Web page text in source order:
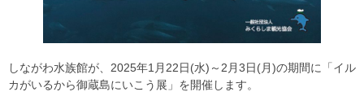
しながわ水族館が、2025年1月22日(水)～2月3日(月)の期間に「イル
カがいるから御蔵島にいこう展」を開催します。